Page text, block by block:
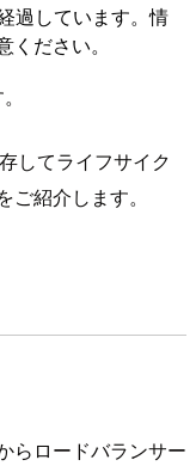
過しています。情
ださい。
してライフサイク
紹介します。
らロードバランサー